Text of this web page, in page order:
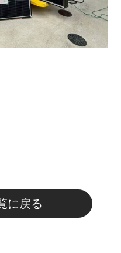
に戻る